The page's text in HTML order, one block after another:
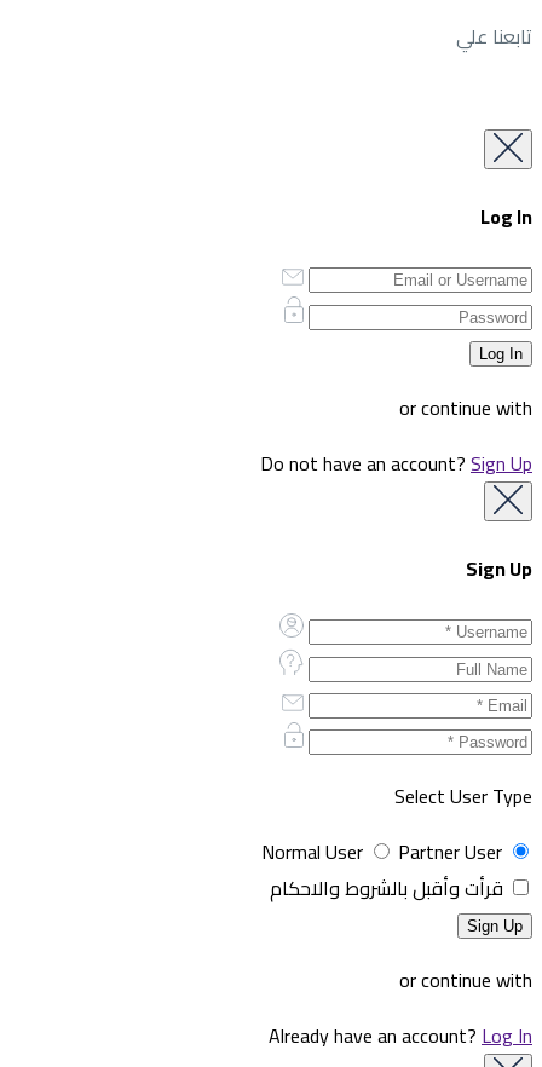
تابعنا علي
Log In
or continue with
Do not have an account?Sign Up
Sign Up
Select User Type
Normal User
Partner User
قرأت وأقبل بالشروط والاحكام
or continue with
Already have an account?Log In